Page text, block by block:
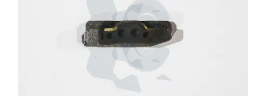
3D тур по складам